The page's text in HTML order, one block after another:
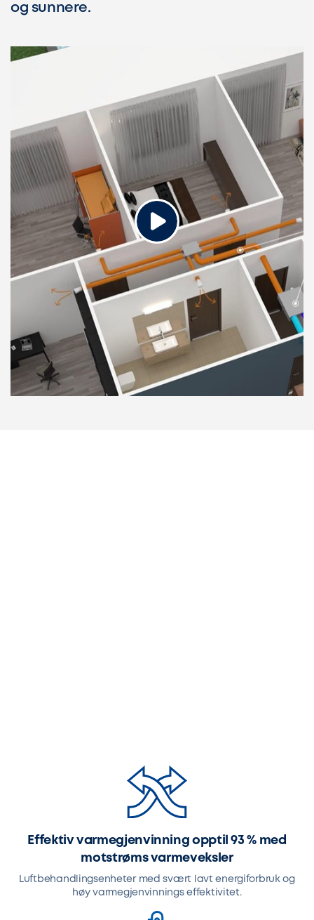
og sunnere.
Effektiv varmegjenvinning opptil 93 % med
motstrøms varmeveksler
Luftbehandlingsenheter med svært lavt energiforbruk og
høy varmegjenvinnings effektivitet.